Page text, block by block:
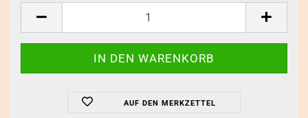
AUF DEN MERKZETTEL